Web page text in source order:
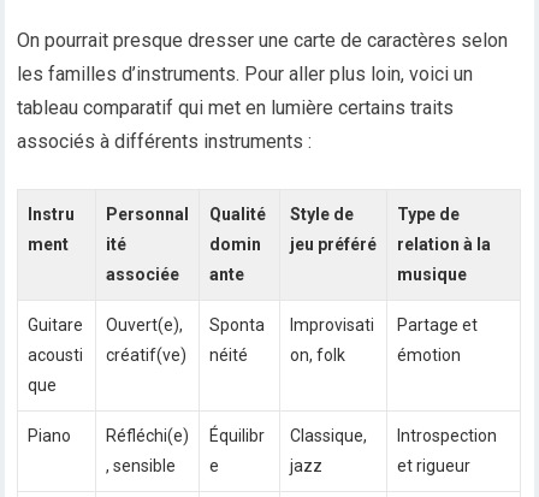
On pourrait presque dresser une carte de caractères selon
les familles d’instruments. Pour aller plus loin, voici un
tableau comparatif qui met en lumière certains traits
associés à différents instruments :
Instru
ment
Personnal
ité
associée
Qualité
domin
ante
Style de
jeu préféré
Type de
relation à la
musique
Guitare
acousti
que
Ouvert(e),
créatif(ve)
Sponta
néité
Improvisati
on, folk
Partage et
émotion
Piano
Réfléchi(e)
, sensible
Équilibr
e
Classique,
jazz
Introspection
et rigueur